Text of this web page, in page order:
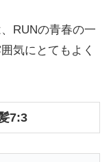
RUNの青春の一
気にとてもよく
7:3